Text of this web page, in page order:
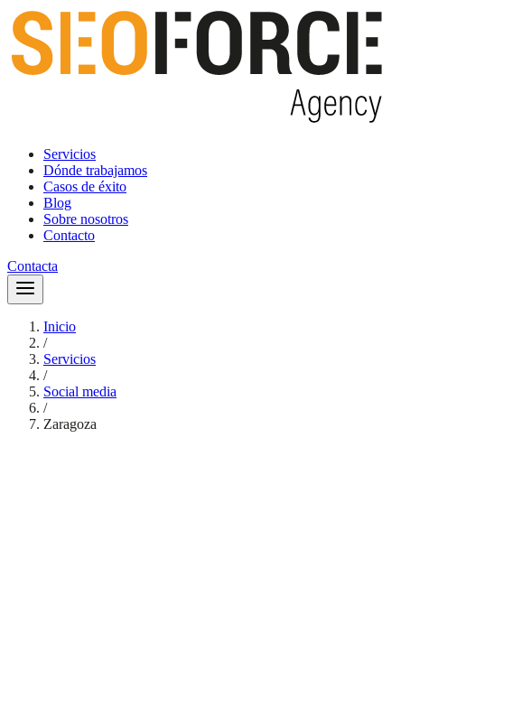
Servicios
Dónde trabajamos
Casos de éxito
Blog
Sobre nosotros
Contacto
Contacta
Inicio
/
Servicios
/
Social media
/
Zaragoza